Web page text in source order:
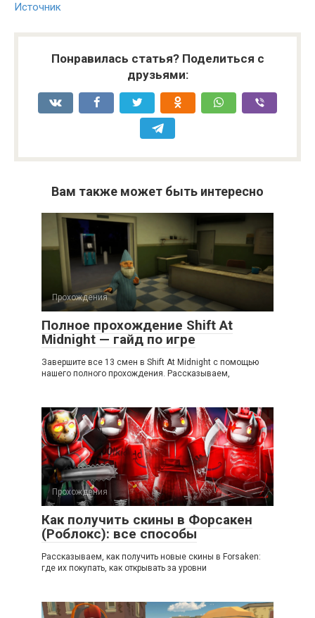
Источник
Понравилась статья? Поделиться с
друзьями:
Вам также может быть интересно
Прохождения
Полное прохождение Shift At
Midnight — гайд по игре
Завершите все 13 смен в Shift At Midnight с помощью
нашего полного прохождения. Рассказываем,
Прохождения
Как получить скины в Форсакен
(Роблокс): все способы
Рассказываем, как получить новые скины в Forsaken:
где их покупать, как открывать за уровни